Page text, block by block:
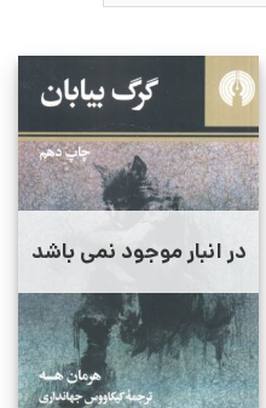
در انبار موجود نمی باشد